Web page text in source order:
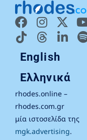
English
Ελληνικά
rhodes.online –
rhodes.com.gr
μία ιστοσελίδα της
mgk.advertising.